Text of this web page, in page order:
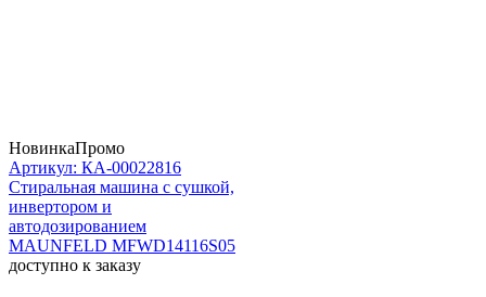
НовинкаПромо
Артикул: КА-00022816
Стиральная машина c сушкой,
инвертором и
автодозированием
MAUNFELD MFWD14116S05
доступно к заказу